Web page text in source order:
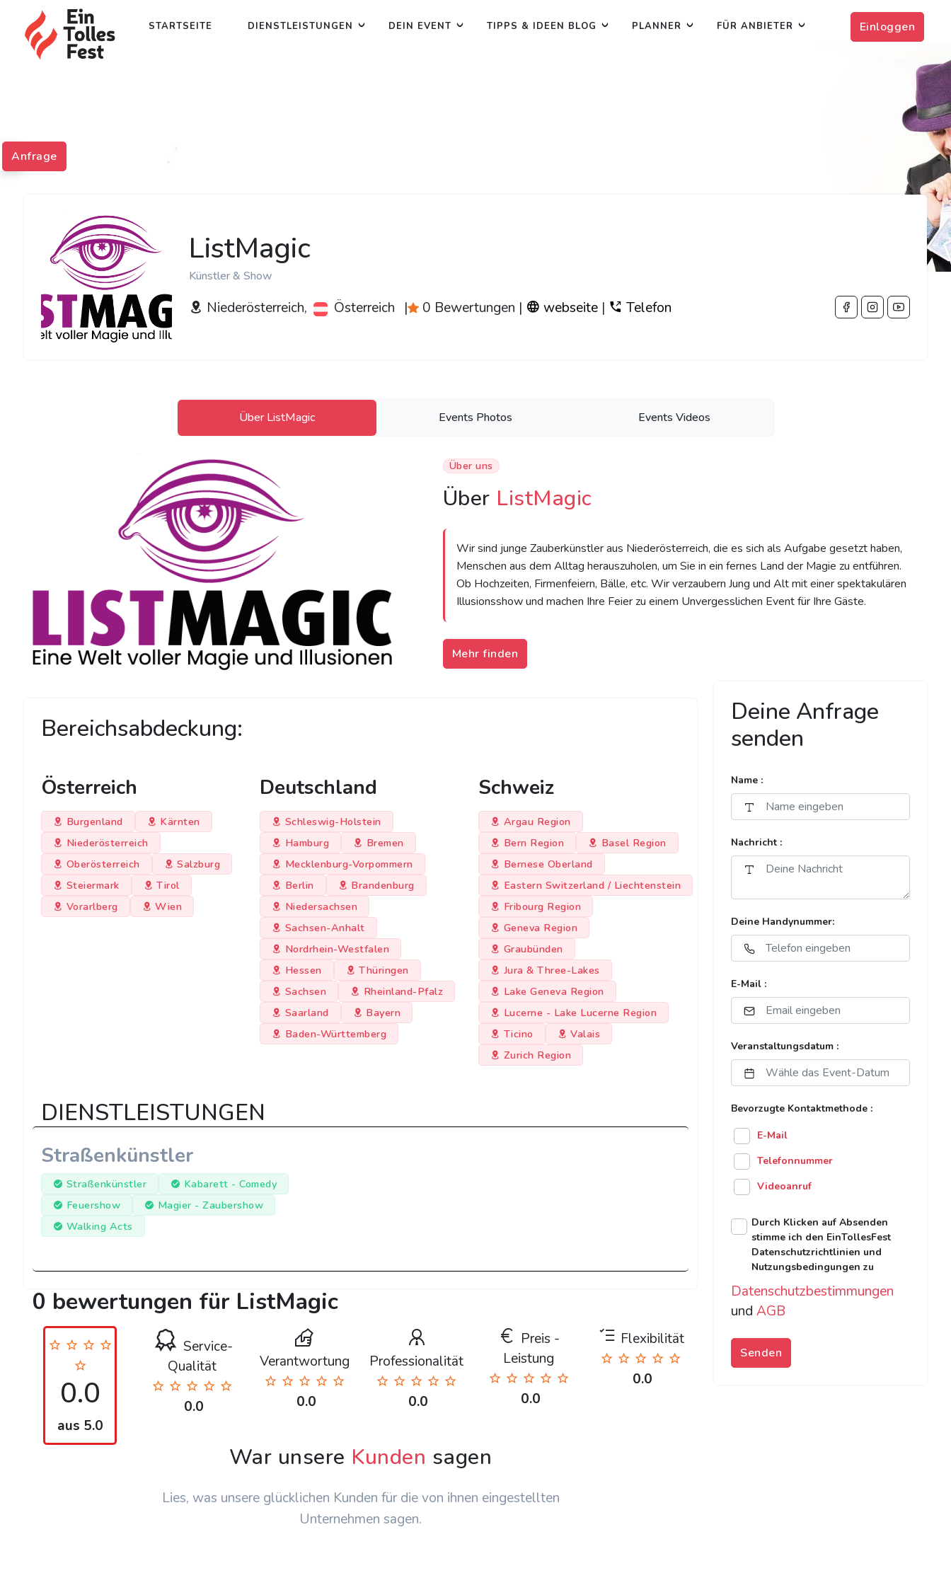
Einloggen
STARTSEITE DIENSTLEISTUNGEN DEIN EVENT TIPPS & IDEEN BLOG PLANNER FÜR ANBIETER
ListMagic
Künstler & Show
Niederösterreich, Österreich | 0 Bewertungen | webseite| Telefon
Über ListMagic Events Photos Events Videos
Über uns
Über ListMagic
Wir sind junge Zauberkünstler aus Niederösterreich, die es sich als Aufgabe gesetzt haben,
Menschen aus dem Alltag herauszuholen, um Sie in ein fernes Land der Magie zu entführen.
Ob Hochzeiten, Firmenfeiern, Bälle, etc. Wir verzaubern Jung und Alt mit einer spektakulären
Illusionsshow und machen Ihre Feier zu einem Unvergesslichen Event für Ihre Gäste.
Mehr finden
Bereichsabdeckung:
Österreich
Burgenland
Kärnten
Niederösterreich
Oberösterreich
Salzburg
Steiermark
Tirol
Vorarlberg
Wien
Deutschland
Schleswig-Holstein
Hamburg
Bremen
Mecklenburg-Vorpommern
Berlin
Brandenburg
Niedersachsen
Sachsen-Anhalt
Nordrhein-Westfalen
Hessen
Thüringen
Sachsen
Rheinland-Pfalz
Saarland
Bayern
Baden-Württemberg
Schweiz
Argau Region
Bern Region
Basel Region
Bernese Oberland
Eastern Switzerland / Liechtenstein
Fribourg Region
Geneva Region
Graubünden
Jura & Three-Lakes
Lake Geneva Region
Lucerne - Lake Lucerne Region
Ticino
Valais
Zurich Region
DIENSTLEISTUNGEN
Straßenkünstler
Straßenkünstler
Kabarett - Comedy
Feuershow
Magier - Zaubershow
Walking Acts
0 bewertungen für ListMagic
0.0
aus 5.0
Service-
Qualität
0.0
Verantwortung
0.0
Professionalität
0.0
Preis -
Leistung
0.0
Flexibilität
0.0
War unsere Kunden sagen
Lies, was unsere glücklichen Kunden für die von ihnen eingestellten
Unternehmen sagen.
Deine Anfrage
senden
Name :
Nachricht :
Deine Handynummer:
E-Mail :
Veranstaltungsdatum :
Bevorzugte Kontaktmethode :
E-Mail
Telefonnummer
Videoanruf
Durch Klicken auf Absenden
stimme ich den EinTollesFest
Datenschutzrichtlinien und
Nutzungsbedingungen zu
Datenschutzbestimmungen
und AGB
Senden
Anfrage